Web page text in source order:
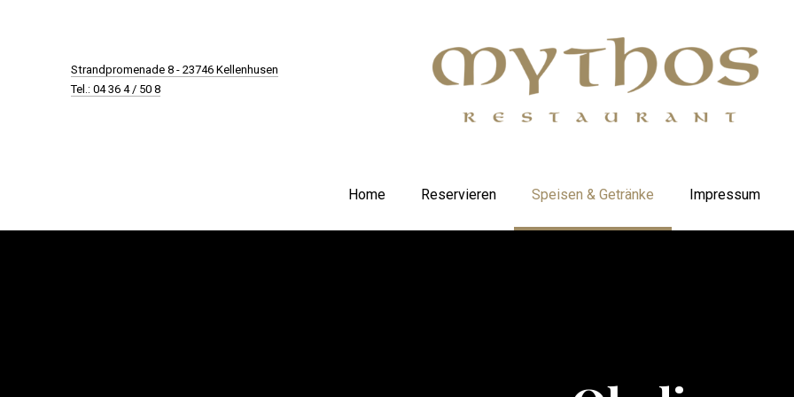
Strandpromenade 8 - 23746 Kellenhusen
Tel.: 04 36 4 / 50 8
Home Reservieren Speisen & Getränke Impressum